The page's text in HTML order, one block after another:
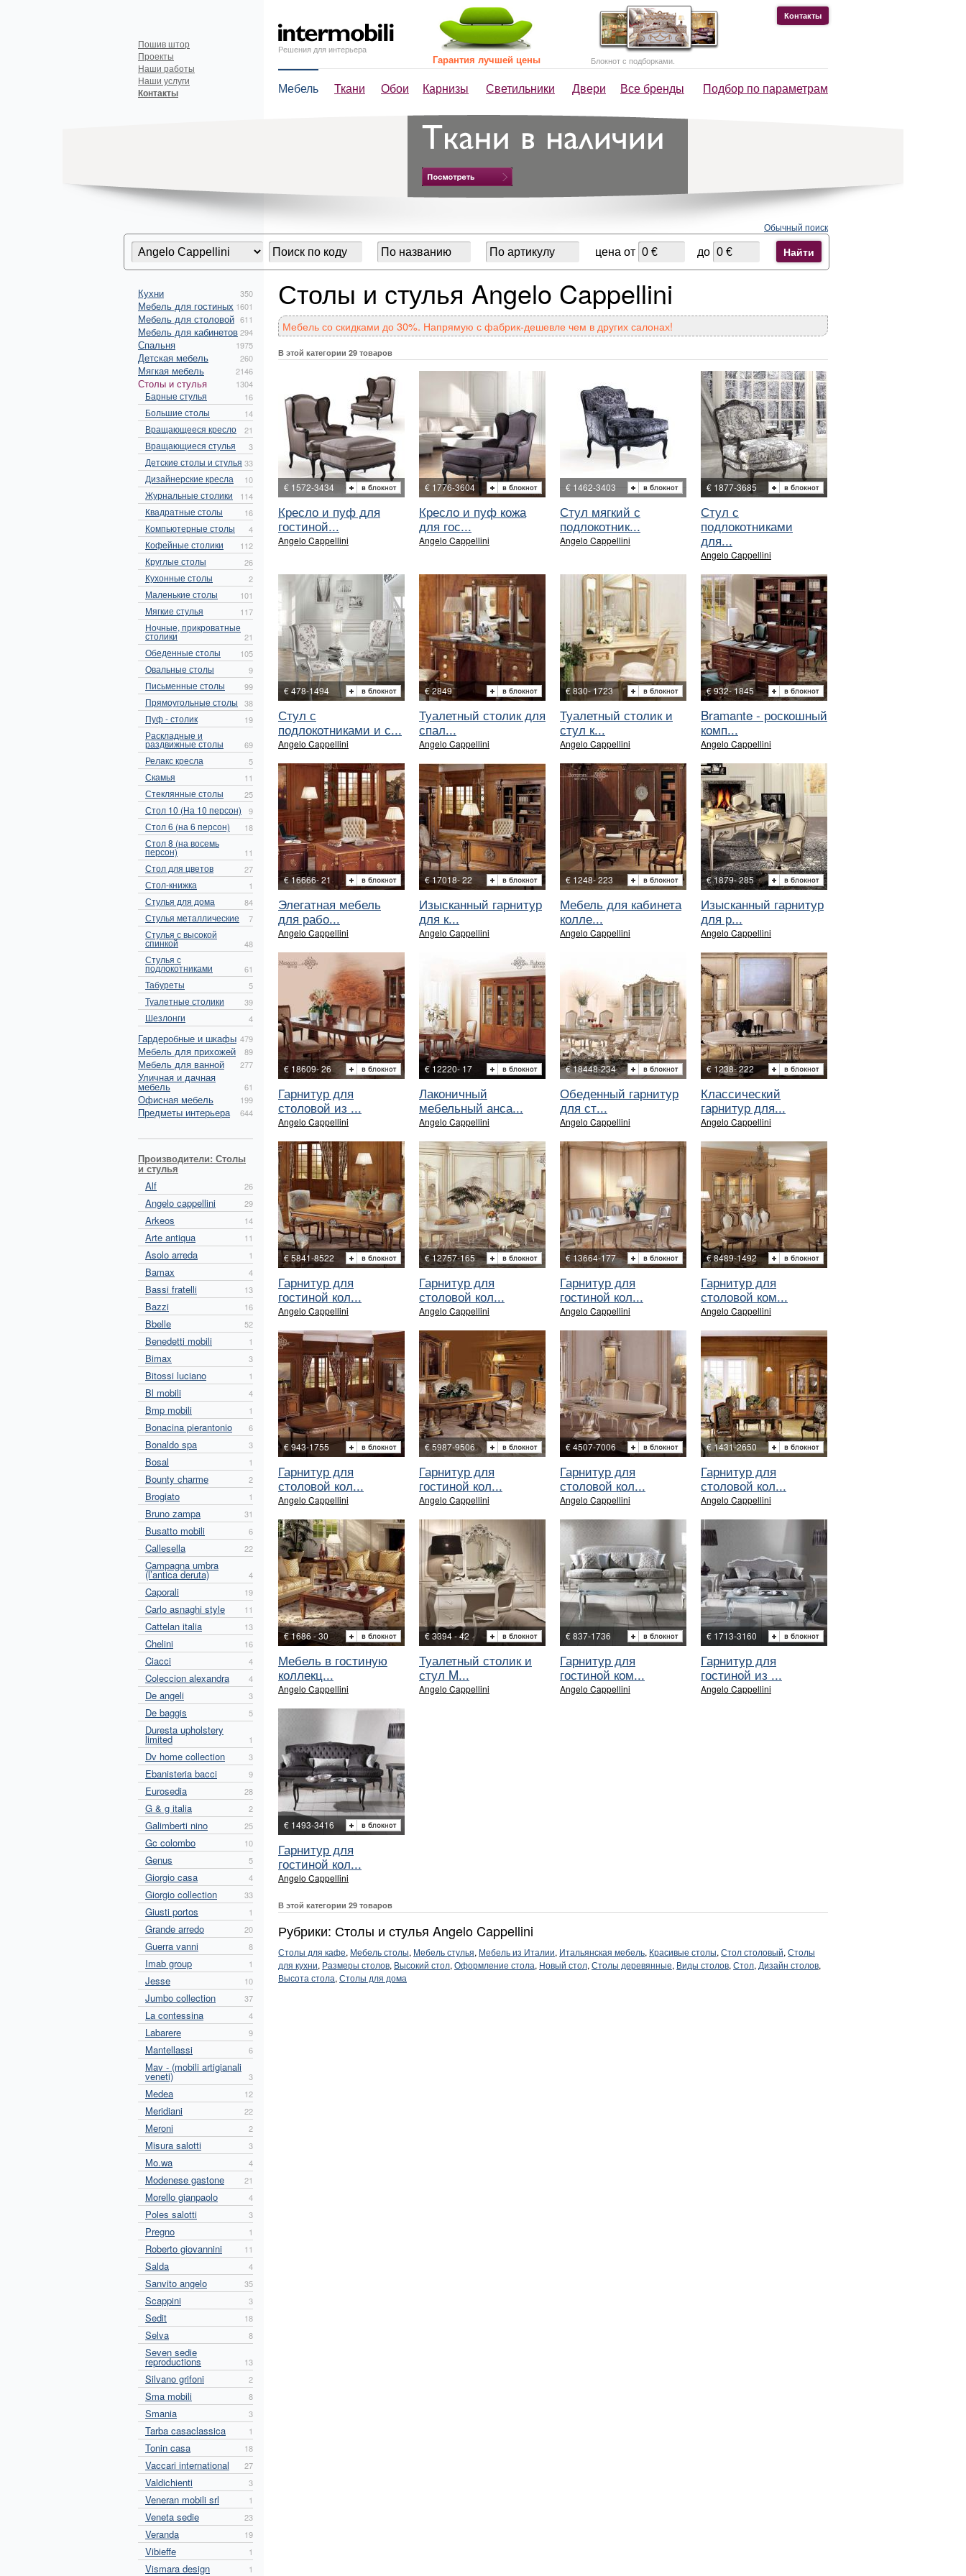
Решения для интерьера
Мебель Ткани Обои Карнизы Светильники Двери Все бренды Подбор по параметрам
Пошив штор
Проекты
Наши работы
Наши услуги
Контакты
Контакты
Гарантия лучшей цены Блокнот с подборками.
Обычный поиск
цена от до Найти
Кухни 350
Мебель для гостиных 1601
Мебель для столовой 611
Мебель для кабинетов294
Спальня 1975
Детская мебель 260
Мягкая мебель 2146
Столы и стулья 1304
Барные стулья 16
Большие столы 14
Вращающееся кресло 21
Вращающиеся стулья 3
Детские столы и стулья 33
Дизайнерские кресла 10
Журнальные столики 114
Квадратные столы 16
Компьютерные столы 4
Кофейные столики 112
Круглые столы 26
Кухонные столы 2
Маленькие столы 101
Мягкие стулья 117
Ночные, прикроватные
столики 21
Обеденные столы 105
Овальные столы 9
Письменные столы 99
Прямоугольные столы 38
Пуф - столик 19
Раскладные и
раздвижные столы 69
Релакс кресла 5
Скамья 11
Стеклянные столы 25
Стол 10 (На 10 персон) 9
Стол 6 (на 6 персон) 18
Стол 8 (на восемь
персон) 11
Стол для цветов 27
Стол-книжка 1
Стулья для дома 84
Стулья металлические 7
Стулья с высокой
спинкой 48
Стулья с
подлокотниками 61
Табуреты 5
Туалетные столики 39
Шезлонги 4
Гардеробные и шкафы 479
Мебель для прихожей 89
Мебель для ванной 277
Уличная и дачная
мебель 61
Офисная мебель 199
Предметы интерьера 644
Производители: Столы
и стулья
Alf
26
Angelo cappellini 29
Arkeos 14
Arte antiqua 11
Asolo arreda 1
Bamax 4
Bassi fratelli 13
Bazzi 16
Bbelle 52
Benedetti mobili 1
Bimax 3
Bitossi luciano 1
Bl mobili 4
Bmp mobili 1
Bonacina pierantonio 6
Bonaldo spa 3
Bosal 1
Bounty charme 2
Brogiato 1
Bruno zampa 31
Busatto mobili 6
Callesella 22
Campagna umbra
(l’antica deruta) 4
Caporali 19
Carlo asnaghi style 11
Cattelan italia 13
Chelini 16
Ciacci 4
Coleccion alexandra 4
De angeli 3
De baggis 5
Duresta upholstery
limited 1
Dv home collection 3
Ebanisteria bacci 9
Eurosedia 28
G & g italia 2
Galimberti nino 25
Gc colombo 10
Genus 5
Giorgio casa 4
Giorgio collection 33
Giusti portos 1
Grande arredo 20
Guerra vanni 8
Imab group 1
Jesse 10
Jumbo collection 37
La contessina 4
Labarere 9
Mantellassi 6
Mav - (mobili artigianali
veneti) 3
Medea 12
Meridiani 22
Meroni 2
Misura salotti 3
Mo.wa 4
Modenese gastone 21
Morello gianpaolo 4
Poles salotti 3
Pregno 1
Roberto giovannini 11
Salda 4
Sanvito angelo 35
Scappini 3
Sedit 18
Selva 8
Seven sedie
reproductions 13
Silvano grifoni 2
Sma mobili 8
Smania 3
Tarba casaclassica 1
Tonin casa 18
Vaccari international 27
Valdichienti 3
Veneran mobili srl 1
Veneta sedie 23
Veranda 19
Vibieffe 1
Vismara design 1
Столы и стулья Angelo Cappellini
Мебель со скидками до 30%. Напрямую с фабрик-дешевле чем в других салонах!
В этой категории 29 товаров
€ 1572-3434
Кресло и пуф для
гостиной...
Angelo Cappellini
€ 1776-3604
Кресло и пуф кожа
для гос...
Angelo Cappellini
€ 1462-3403
Стул мягкий с
подлокотник...
Angelo Cappellini
€ 1877-3685
Стул с
подлокотниками
для...
Angelo Cappellini
€ 478-1494
Стул с
подлокотниками и с...
Angelo Cappellini
€ 2849
Туалетный столик для
спал...
Angelo Cappellini
€ 830- 1723
Туалетный столик и
стул к...
Angelo Cappellini
€ 932- 1845
Bramante - роскошный
комп...
Angelo Cappellini
€ 16666- 21
Элегатная мебель
для рабо...
Angelo Cappellini
€ 17018- 22
Изысканный гарнитур
для к...
Angelo Cappellini
€ 1248- 223
Мебель для кабинета
колле...
Angelo Cappellini
€ 1879- 285
Изысканный гарнитур
для р...
Angelo Cappellini
€ 18609- 26
Гарнитур для
столовой из ...
Angelo Cappellini
€ 12220- 17
Лаконичный
мебельный анса...
Angelo Cappellini
€ 18448-234
Обеденный гарнитур
для ст...
Angelo Cappellini
€ 1238- 222
Классический
гарнитур для...
Angelo Cappellini
€ 5841-8522
Гарнитур для
гостиной кол...
Angelo Cappellini
€ 12757-165
Гарнитур для
столовой кол...
Angelo Cappellini
€ 13664-177
Гарнитур для
гостиной кол...
Angelo Cappellini
€ 8489-1492
Гарнитур для
столовой ком...
Angelo Cappellini
€ 943-1755
Гарнитур для
столовой кол...
Angelo Cappellini
€ 5987-9506
Гарнитур для
гостиной кол...
Angelo Cappellini
€ 4507-7006
Гарнитур для
столовой кол...
Angelo Cappellini
€ 1431-2650
Гарнитур для
столовой кол...
Angelo Cappellini
€ 1686 - 30
Мебель в гостиную
коллекц...
Angelo Cappellini
€ 3394 - 42
Туалетный столик и
стул M...
Angelo Cappellini
€ 837-1736
Гарнитур для
гостиной ком...
Angelo Cappellini
€ 1713-3160
Гарнитур для
гостиной из ...
Angelo Cappellini
€ 1493-3416
Гарнитур для
гостиной кол...
Angelo Cappellini
В этой категории 29 товаров
Рубрики: Столы и стулья Angelo Cappellini
Столы для кафе, Мебель столы, Мебель стулья, Мебель из Италии, Итальянская мебель, Красивые столы, Стол столовый, Столы
для кухни, Размеры столов, Высокий стол, Оформление стола, Новый стол, Столы деревянные, Виды столов, Стол, Дизайн столов,
Высота стола, Столы для дома